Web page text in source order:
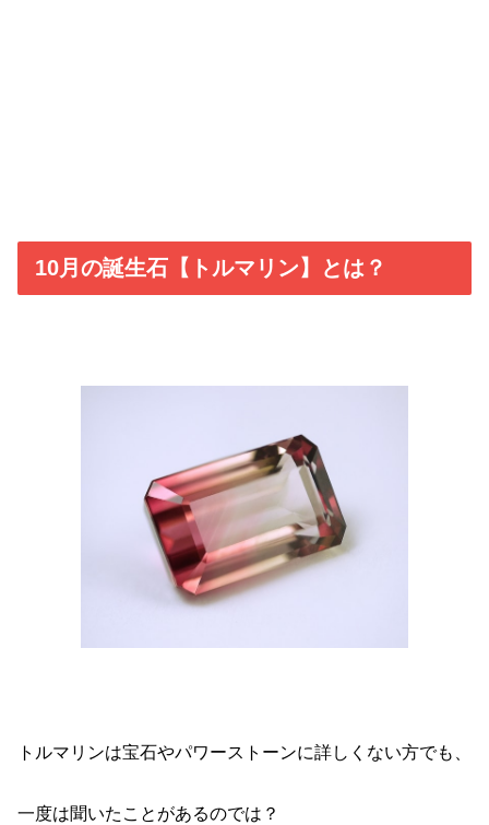
10月の誕生石【トルマリン】とは？
トルマリンは宝石やパワーストーンに詳しくない方でも、
一度は聞いたことがあるのでは？